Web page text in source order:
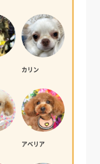
カリン
アベリア